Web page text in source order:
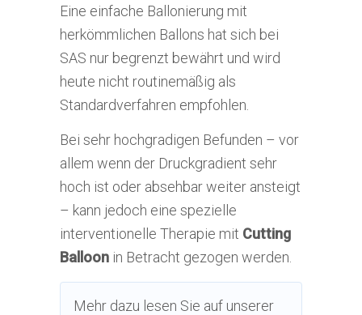
Eine einfache Ballonierung mit
herkömmlichen Ballons hat sich bei
SAS nur begrenzt bewährt und wird
heute nicht routinemäßig als
Standardverfahren empfohlen.
Bei sehr hochgradigen Befunden – vor
allem wenn der Druckgradient sehr
hoch ist oder absehbar weiter ansteigt
– kann jedoch eine spezielle
interventionelle Therapie mit Cutting
Balloon in Betracht gezogen werden.
Mehr dazu lesen Sie auf unserer